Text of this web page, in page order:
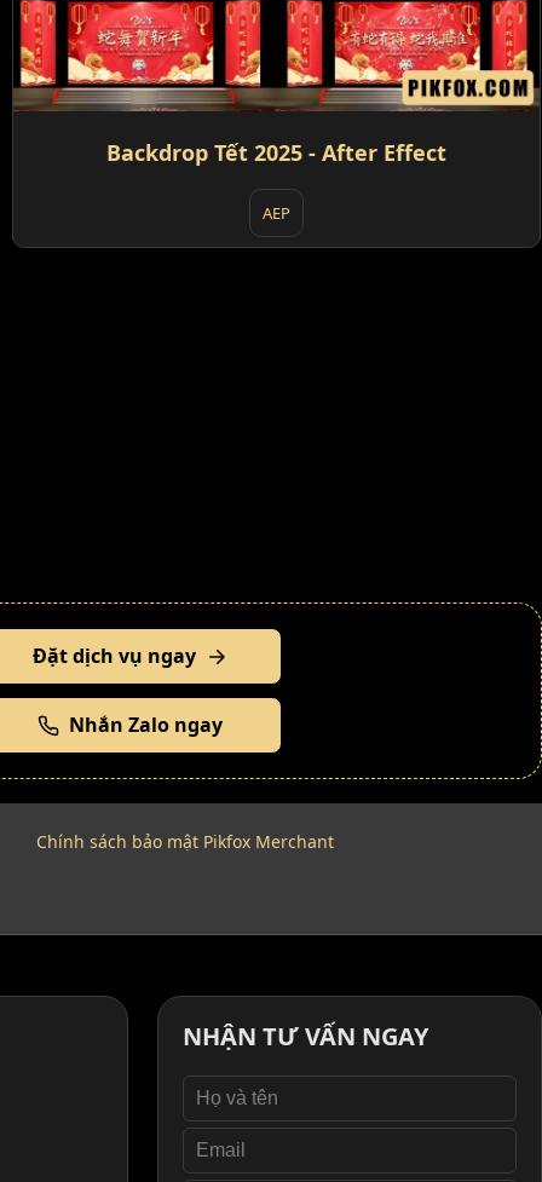
Backdrop Tết 2025 - After Effect
AEP
Đặt dịch vụ ngay
Nhắn Zalo ngay
Chính sách bảo mật Pikfox Merchant
NHẬN TƯ VẤN NGAY